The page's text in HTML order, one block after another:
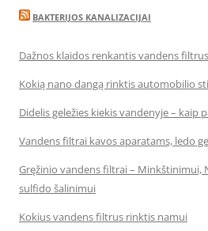
BAKTERIJOS KANALIZACIJAI
Dažnos klaidos renkantis vandens
Kokią nano dangą rinktis automobilio
Didelis geležies kiekis vandenyje – kaip
Vandens filtrai kavos aparatams, ledo
Gręžinio vandens filtrai – Minkštinimui,
sulfido šalinimui
Kokius vandens filtrus rinktis namui